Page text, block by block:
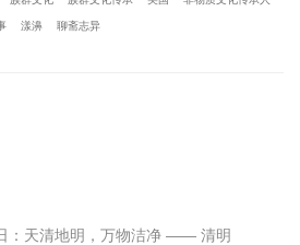
漾濞 聊斋志异
：天清地明，万物洁净 —— 清明